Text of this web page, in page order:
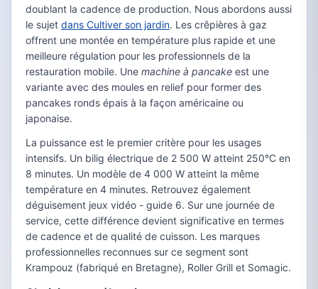
doublant la cadence de production. Nous abordons aussi
le sujet dans Cultiver son jardin. Les crêpières à gaz
offrent une montée en température plus rapide et une
meilleure régulation pour les professionnels de la
restauration mobile. Une machine à pancake est une
variante avec des moules en relief pour former des
pancakes ronds épais à la façon américaine ou
japonaise.
La puissance est le premier critère pour les usages
intensifs. Un bilig électrique de 2 500 W atteint 250°C en
8 minutes. Un modèle de 4 000 W atteint la même
température en 4 minutes. Retrouvez également
déguisement jeux vidéo - guide 6. Sur une journée de
service, cette différence devient significative en termes
de cadence et de qualité de cuisson. Les marques
professionnelles reconnues sur ce segment sont
Krampouz (fabriqué en Bretagne), Roller Grill et Somagic.